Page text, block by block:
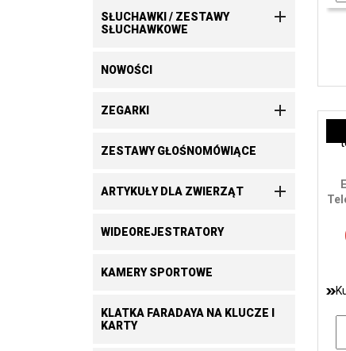
SŁUCHAWKI / ZESTAWY
SŁUCHAWKOWE

NOWOŚCI
ZEGARKI 
ZESTAWY GŁOŚNOMÓWIĄCE
ARTYKUŁY DLA ZWIERZĄT 
WIDEOREJESTRATORY
KAMERY SPORTOWE
KLATKA FARADAYA NA KLUCZE I
KARTY